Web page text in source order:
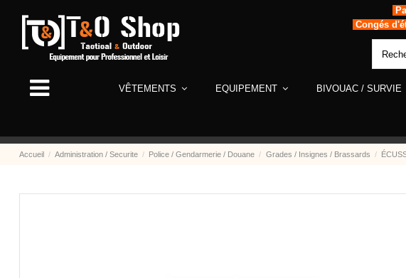
Congés
VÊTEMENTS EQUIPEMENT BIVOUAC / SURVIE
Accueil Administration / Securite Police / Gendarmerie / Douane Grades / Insignes / Brassards